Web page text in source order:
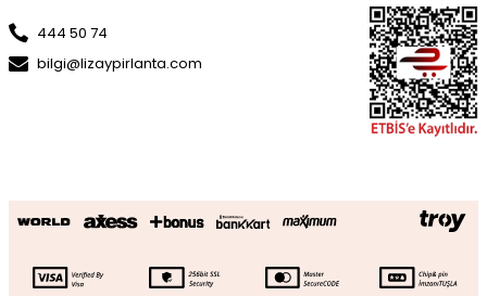
444 50 74
bilgi@lizaypirlanta.com